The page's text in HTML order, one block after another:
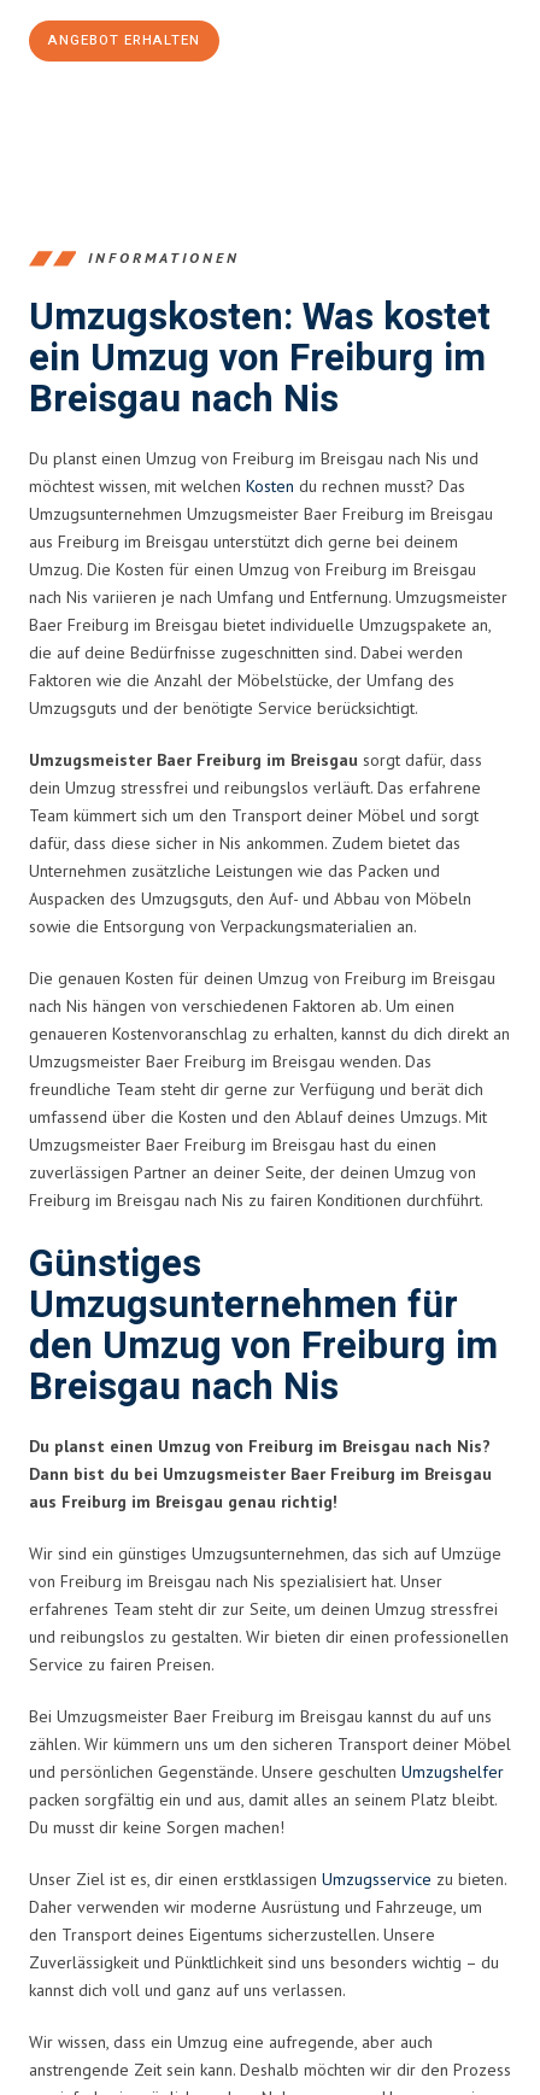
ANGEBOT ERHALTEN
INFORMATIONEN
Umzugskosten: Was kostet
ein Umzug von Freiburg im
Breisgau nach Nis
Du planst einen Umzug von Freiburg im Breisgau nach Nis und
möchtest wissen, mit welchen Kosten du rechnen musst? Das
Umzugsunternehmen Umzugsmeister Baer Freiburg im Breisgau
aus Freiburg im Breisgau unterstützt dich gerne bei deinem
Umzug. Die Kosten für einen Umzug von Freiburg im Breisgau
nach Nis variieren je nach Umfang und Entfernung. Umzugsmeister
Baer Freiburg im Breisgau bietet individuelle Umzugspakete an,
die auf deine Bedürfnisse zugeschnitten sind. Dabei werden
Faktoren wie die Anzahl der Möbelstücke, der Umfang des
Umzugsguts und der benötigte Service berücksichtigt.
Umzugsmeister Baer Freiburg im Breisgau sorgt dafür, dass
dein Umzug stressfrei und reibungslos verläuft. Das erfahrene
Team kümmert sich um den Transport deiner Möbel und sorgt
dafür, dass diese sicher in Nis ankommen. Zudem bietet das
Unternehmen zusätzliche Leistungen wie das Packen und
Auspacken des Umzugsguts, den Auf- und Abbau von Möbeln
sowie die Entsorgung von Verpackungsmaterialien an.
Die genauen Kosten für deinen Umzug von Freiburg im Breisgau
nach Nis hängen von verschiedenen Faktoren ab. Um einen
genaueren Kostenvoranschlag zu erhalten, kannst du dich direkt an
Umzugsmeister Baer Freiburg im Breisgau wenden. Das
freundliche Team steht dir gerne zur Verfügung und berät dich
umfassend über die Kosten und den Ablauf deines Umzugs. Mit
Umzugsmeister Baer Freiburg im Breisgau hast du einen
zuverlässigen Partner an deiner Seite, der deinen Umzug von
Freiburg im Breisgau nach Nis zu fairen Konditionen durchführt.
Günstiges
Umzugsunternehmen für
den Umzug von Freiburg im
Breisgau nach Nis
Du planst einen Umzug von Freiburg im Breisgau nach Nis?
Dann bist du bei Umzugsmeister Baer Freiburg im Breisgau
aus Freiburg im Breisgau genau richtig!
Wir sind ein günstiges Umzugsunternehmen, das sich auf Umzüge
von Freiburg im Breisgau nach Nis spezialisiert hat. Unser
erfahrenes Team steht dir zur Seite, um deinen Umzug stressfrei
und reibungslos zu gestalten. Wir bieten dir einen professionellen
Service zu fairen Preisen.
Bei Umzugsmeister Baer Freiburg im Breisgau kannst du auf uns
zählen. Wir kümmern uns um den sicheren Transport deiner Möbel
und persönlichen Gegenstände. Unsere geschulten Umzugshelfer
packen sorgfältig ein und aus, damit alles an seinem Platz bleibt.
Du musst dir keine Sorgen machen!
Unser Ziel ist es, dir einen erstklassigen Umzugsservice zu bieten.
Daher verwenden wir moderne Ausrüstung und Fahrzeuge, um
den Transport deines Eigentums sicherzustellen. Unsere
Zuverlässigkeit und Pünktlichkeit sind uns besonders wichtig – du
kannst dich voll und ganz auf uns verlassen.
Wir wissen, dass ein Umzug eine aufregende, aber auch
anstrengende Zeit sein kann. Deshalb möchten wir dir den Prozess